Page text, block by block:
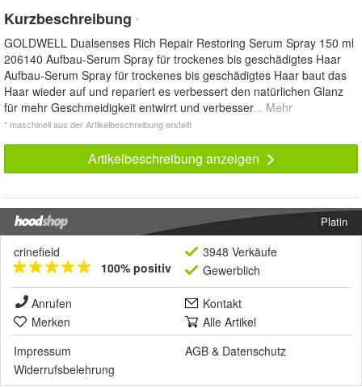
Kurzbeschreibung *
GOLDWELL Dualsenses Rich Repair Restoring Serum Spray 150 ml
206140 Aufbau-Serum Spray für trockenes bis geschädigtes Haar
Aufbau-Serum Spray für trockenes bis geschädigtes Haar baut das
Haar wieder auf und repariert es verbessert den natürlichen Glanz
für mehr Geschmeidigkeit entwirrt und verbesser... Mehr
* maschinell aus der Artikelbeschreibung erstellt
Artikelbeschreibung anzeigen
Platin
crinefield
100% positiv
3948 Verkäufe
Gewerblich
Anrufen
Kontakt
Merken
Alle Artikel
Impressum
AGB & Datenschutz
Widerrufsbelehrung